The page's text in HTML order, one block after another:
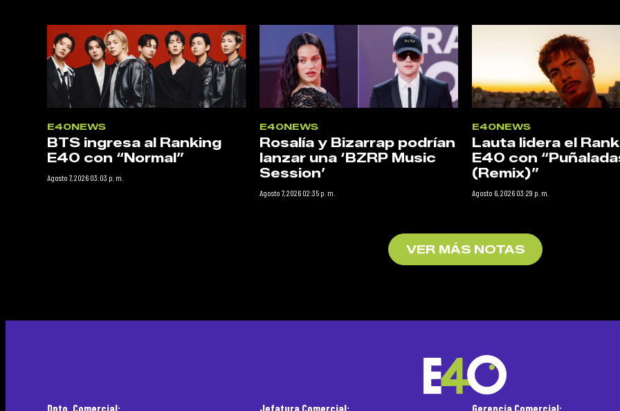
E40NEWS
BTS ingresa al Ranking
E40 con “Normal”
Agosto 7, 2026 03:03 p. m.
E40NEWS
Rosalía y Bizarrap podrían
lanzar una ‘BZRP Music
Session’
Agosto 7, 2026 02:35 p. m.
E40NEWS
Lauta lidera el
E40 con
(Remix)”
Agosto 6, 2026 03:29 p. m.
VER MÁS NOTAS
Dpto. Comercial: Jefatura Comercial: Gerencia Comercial: